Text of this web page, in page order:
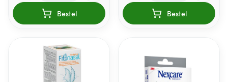
Bestel Bestel